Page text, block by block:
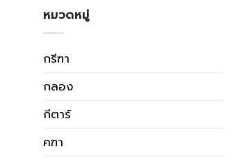
หมวดหมู่
กรีฑา
กลอง
กีตาร์
คฑา